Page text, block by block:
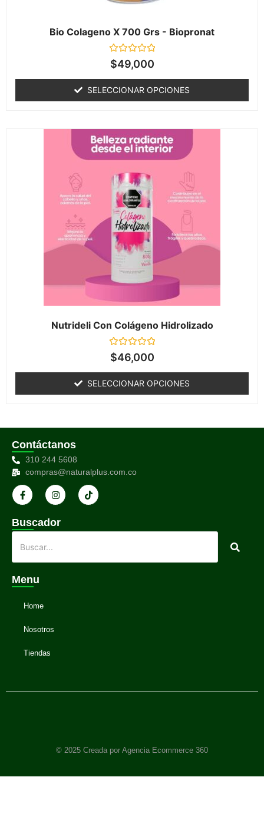
Bio Colageno X 700 Grs - Biopronat
Valorado
en
de
5
$49,000
SELECCIONAR OPCIONES
Nutrideli Con Colágeno Hidrolizado
Valorado
en
de
5
$46,000
SELECCIONAR OPCIONES
Contáctanos
310 244 5608
compras@naturalplus.com.co
Buscador
Menu
Home
Nosotros
Tiendas
© 2025 Creada por Agencia Ecommerce 360